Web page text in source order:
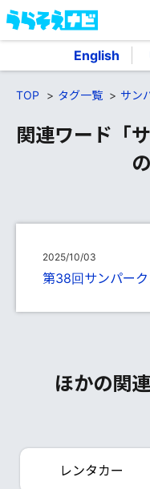
English
TOP タグ一覧 サン
関連ワード「
2025/10/03
第38回サンパー
ほかの関
レンタカー